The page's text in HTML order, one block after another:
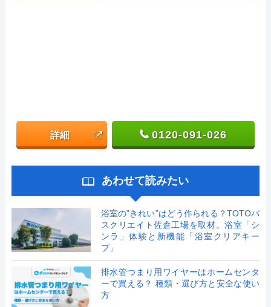
詳細 0120-091-026
あわせて読みたい
浴室の”きれい”はどう作られる？TOTOバ
スクリエイト佐倉工場を取材。浴室「シ
ンラ」体験と新機能「浴室クリアキー
プ」
排水管つまり用ワイヤーはホームセンタ
ーで買える？ 種類・選び方と安全な使い
方